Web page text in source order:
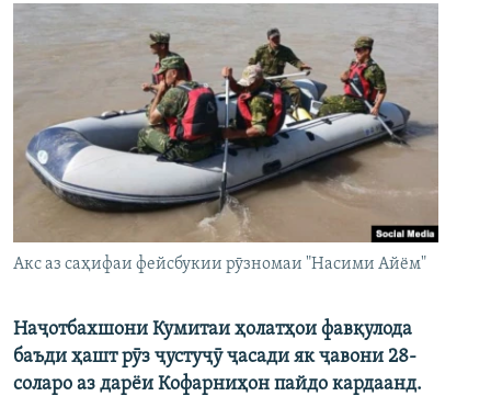
Акс аз саҳифаи фейсбукии рӯзномаи "Насими Айём"
Наҷотбахшони Кумитаи ҳолатҳои фавқулода
баъди ҳашт рӯз ҷустуҷӯ ҷасади як ҷавони 28-
соларо аз дарёи Кофарниҳон пайдо кардаанд.